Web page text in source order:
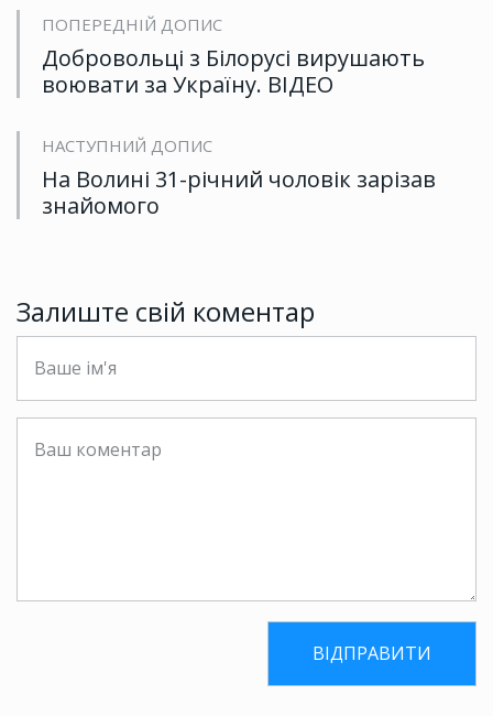
ПОПЕРЕДНІЙ ДОПИС
Добровольці з Білорусі вирушають
воювати за Україну. ВІДЕО
НАСТУПНИЙ ДОПИС
На Волині 31-річний чоловік зарізав
знайомого
Залиште свій коментар